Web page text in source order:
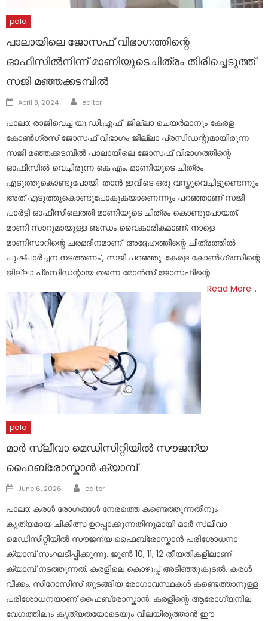
pala
പാലായിലെ ജോസഫ് വിഭാഗത്തിന്റെ
ഓഫീസിൽനിന്ന് മാണിയുടെചിത്രം തിരിച്ചെടുത്ത്
സജി മഞ്ഞക്കടമ്പില്‍
Posted
April 8, 2024 Author
editor
പാലാ: രാജിവെച്ച യു.ഡി.എഫ്. ജില്ലാ ചെയര്‍മാനും കേരള
കോണ്‍ഗ്രസ് ജോസഫ് വിഭാഗം ജില്ലാ പ്രസിഡന്റുമായിരുന്ന
സജി മഞ്ഞക്കടമ്പില്‍ പാലായിലെ ജോസഫ് വിഭാഗത്തിന്റെ
ഓഫീസില്‍ വെച്ചിരുന്ന കെ.എം. മാണിയുടെ ചിത്രം
എടുത്തുകൊണ്ടുപോയി. താന്‍ ഇവിടെ ഒരു വസ്തുവെച്ചിട്ടുണ്ടെന്നും
അത് എടുത്തുകൊണ്ടുപോകുകയാണെന്നും പറഞ്ഞാണ് സജി
പാര്‍ട്ടി ഓഫീസിലെത്തി മാണിയുടെ ചിത്രം കൊണ്ടുപോയത്.
മാണി സാറുമായുള്ള ബന്ധം വൈകാരികമാണ്. നാളെ
മാണിസാറിന്റെ ചരമദിനമാണ്. അദ്ദേഹത്തിന്റെ ചിത്രത്തില്‍
പുഷ്പാര്‍ച്ചന നടത്തണം’, സജി പറഞ്ഞു. കേരള കോണ്‍ഗ്രസിന്റെ
ജില്ലാ പ്രസിഡന്റായ തന്നെ മോന്‍സ് ജോസഫിന്റെ
Read More…
pala
മാർ സ്ലീവാ മെഡിസിറ്റിയിൽ സൗജന്യ
ഫൈബ്രോസ്കാൻ ക്യാമ്പ്
Posted
June 6, 2026 Author
editor
പാലാ: കരൾ രോഗങ്ങൾ നേരത്തെ കണ്ടെത്തുന്നതിനും
കൃത്യമായ ചികിത്സ ഉറപ്പാക്കുന്നതിനുമായി മാർ സ്ലീവാ
മെഡിസിറ്റിയിൽ സൗജന്യ ഫൈബ്രോസ്കാൻ പരിശോധനാ
ക്യാമ്പ് സംഘടിപ്പിക്കുന്നു. ജൂൺ 10, 11, 12 തീയതികളിലാണ്
ക്യാമ്പ് നടത്തുന്നത്. കരളിലെ കൊഴുപ്പ് അടിഞ്ഞുകൂടൽ, കരൾ
വീക്കം, സിറോസിസ് തുടങ്ങിയ രോഗാവസ്ഥകൾ കണ്ടെത്താനുള്ള
പരിശോധനയാണ് ഫൈബ്രോസ്കാൻ. കരളിന്റെ ആരോഗ്യനില
വേഗത്തിലും കൃത്യതയോടെയും വിലയിരുത്താൻ ഈ